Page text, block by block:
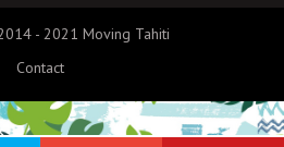
- 2021 Moving Tahiti
Contact